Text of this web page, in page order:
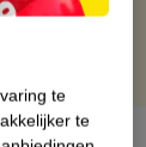
te
te